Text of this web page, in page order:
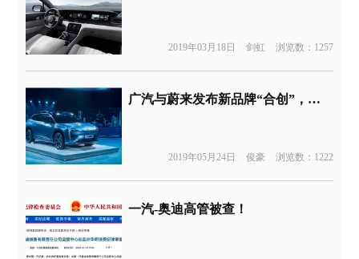
2019年03月18日 剑虹 浏览数：1257
广汽与蔚来发布新品牌“合创”，新公司会重蹈腾势的路吗
2019年05月24日 俊豪 浏览数：1222
一汽-奥迪高管被查！